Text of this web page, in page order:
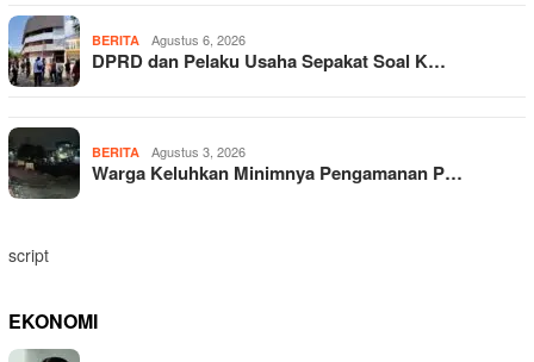
BERITA Agustus 6, 2026
DPRD dan Pelaku Usaha Sepakat Soal K…
BERITA Agustus 3, 2026
Warga Keluhkan Minimnya Pengamanan P…
script
EKONOMI